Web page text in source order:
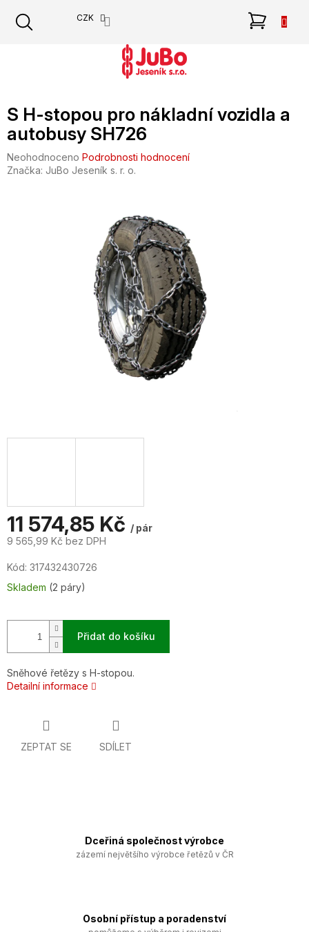
obsah
CZK
S H-stopou pro nákladní vozidla a
autobusy SH726
Průměrné
hodnocení
Neohodnoceno Podrobnosti hodnocení
Značka: JuBo Jeseník s. r. o.
11 574,85 Kč / pár
9 565,99 Kč bez DPH
cena:
Kód: 317432430726
Skladem (2 páry)
Přidat do košíku
Sněhové řetězy s H-stopou.
Detailní informace
ZEPTAT SE SDÍLET
Dceřiná společnost výrobce
zázemí největšího výrobce řetězů v ČR
Osobní přístup a poradenství